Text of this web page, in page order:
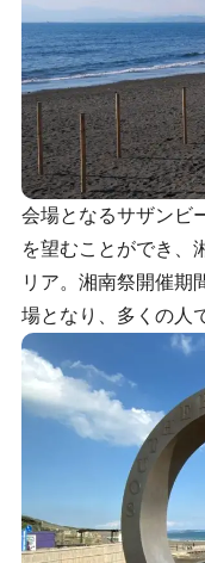
会場となるサザンビ
を望むことができ、
リア。湘南祭開催期
場となり、多くの人